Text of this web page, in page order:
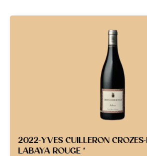
2022-YVES CUILLERON CROZES-
LABAYA ROUGE *